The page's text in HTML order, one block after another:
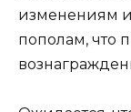
изменениям
пополам, что